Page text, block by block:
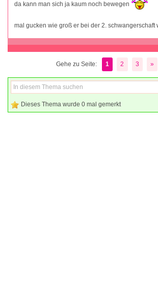
da kann man sich ja kaum noch bewegen
mal gucken wie groß er bei der 2. schwangerschaft
Gehe zu Seite: 1 2 3 »
Dieses Thema wurde 0 mal gemerkt